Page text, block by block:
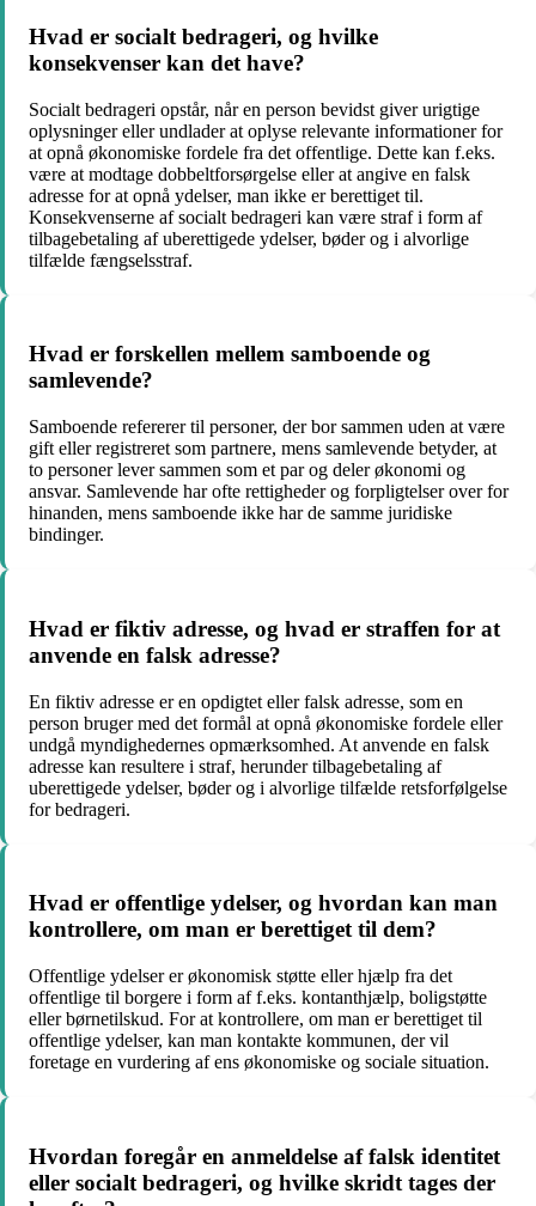
Hvad er socialt bedrageri, og hvilke
konsekvenser kan det have?
Socialt bedrageri opstår, når en person bevidst giver urigtige
oplysninger eller undlader at oplyse relevante informationer for
at opnå økonomiske fordele fra det offentlige. Dette kan f.eks.
være at modtage dobbeltforsørgelse eller at angive en falsk
adresse for at opnå ydelser, man ikke er berettiget til.
Konsekvenserne af socialt bedrageri kan være straf i form af
tilbagebetaling af uberettigede ydelser, bøder og i alvorlige
tilfælde fængselsstraf.
Hvad er forskellen mellem samboende og
samlevende?
Samboende refererer til personer, der bor sammen uden at være
gift eller registreret som partnere, mens samlevende betyder, at
to personer lever sammen som et par og deler økonomi og
ansvar. Samlevende har ofte rettigheder og forpligtelser over for
hinanden, mens samboende ikke har de samme juridiske
bindinger.
Hvad er fiktiv adresse, og hvad er straffen for at
anvende en falsk adresse?
En fiktiv adresse er en opdigtet eller falsk adresse, som en
person bruger med det formål at opnå økonomiske fordele eller
undgå myndighedernes opmærksomhed. At anvende en falsk
adresse kan resultere i straf, herunder tilbagebetaling af
uberettigede ydelser, bøder og i alvorlige tilfælde retsforfølgelse
for bedrageri.
Hvad er offentlige ydelser, og hvordan kan man
kontrollere, om man er berettiget til dem?
Offentlige ydelser er økonomisk støtte eller hjælp fra det
offentlige til borgere i form af f.eks. kontanthjælp, boligstøtte
eller børnetilskud. For at kontrollere, om man er berettiget til
offentlige ydelser, kan man kontakte kommunen, der vil
foretage en vurdering af ens økonomiske og sociale situation.
Hvordan foregår en anmeldelse af falsk identitet
eller socialt bedrageri, og hvilke skridt tages der